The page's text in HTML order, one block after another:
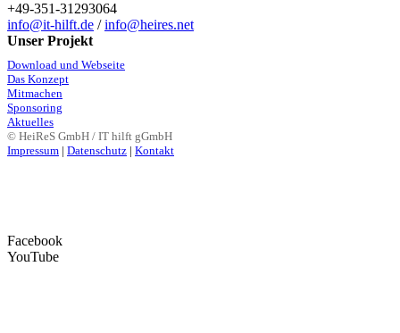
+49-351-31293064
info@it-hilft.de /info@heires.net
Unser Projekt
Download und Webseite
Das Konzept
Mitmachen
Sponsoring
Aktuelles
© HeiReS GmbH / IT hilft gGmbH
Impressum | Datenschutz | Kontakt
Facebook
YouTube